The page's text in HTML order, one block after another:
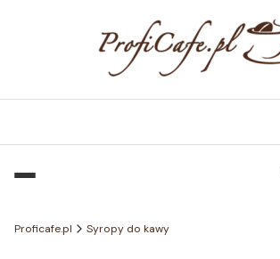
Proficafe.pl Syropy do kawy